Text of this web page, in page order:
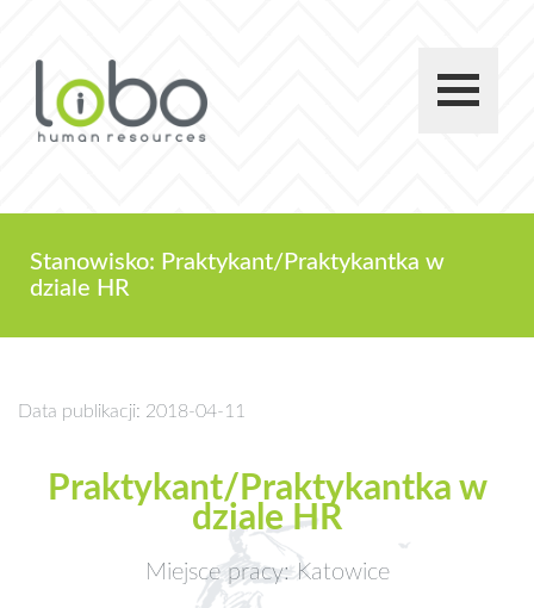
Stanowisko: Praktykant/Praktykantka w
dziale HR
Data publikacji: 2018-04-11
Praktykant/Praktykantka w
dziale HR
Miejsce pracy: Katowice